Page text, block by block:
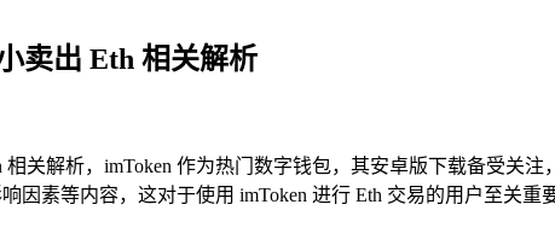
卖出 Eth 相关解析
关解析，imToken 作为热门数字钱包，其安卓版下载备受关
因素等内容，这对于使用 imToken 进行 Eth 交易的用户至关